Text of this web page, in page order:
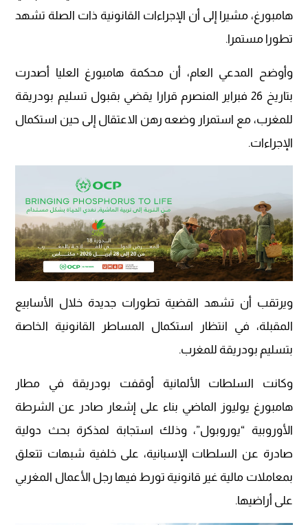
هامبورغ، مشيرا إلى أن الإجراءات القانونية ذات الصلة تشهد
تطورا مستمرا.
وأوضح المدعي العام، أن محكمة هامبورغ العليا أصدرت
بتاريخ 26 فبراير المنصرم قرارا يقضي بقبول تسليم بودريقة
للمغرب، مع استمرار وضعه رهن الاعتقال إلى حين استكمال
الإجراءات.
ويرتقب أن تشهد القضية تطورات جديدة خلال الأسابيع
المقبلة، في انتظار استكمال المساطر القانونية الخاصة
بتسليم بودريقة للمغرب.
وكانت السلطات الألمانية أوقفت بودريقة في مطار
هامبورغ يوليوز الماضي بناء على إشعار صادر عن الشرطة
الأوروبية “يوروبول”، وذلك استجابة لمذكرة بحث دولية
صادرة عن السلطات الإسبانية، على خلفية شبهات تتعلق
بمعاملات مالية غير قانونية تورط فيها رجل الأعمال المغربي
على أراضيها.